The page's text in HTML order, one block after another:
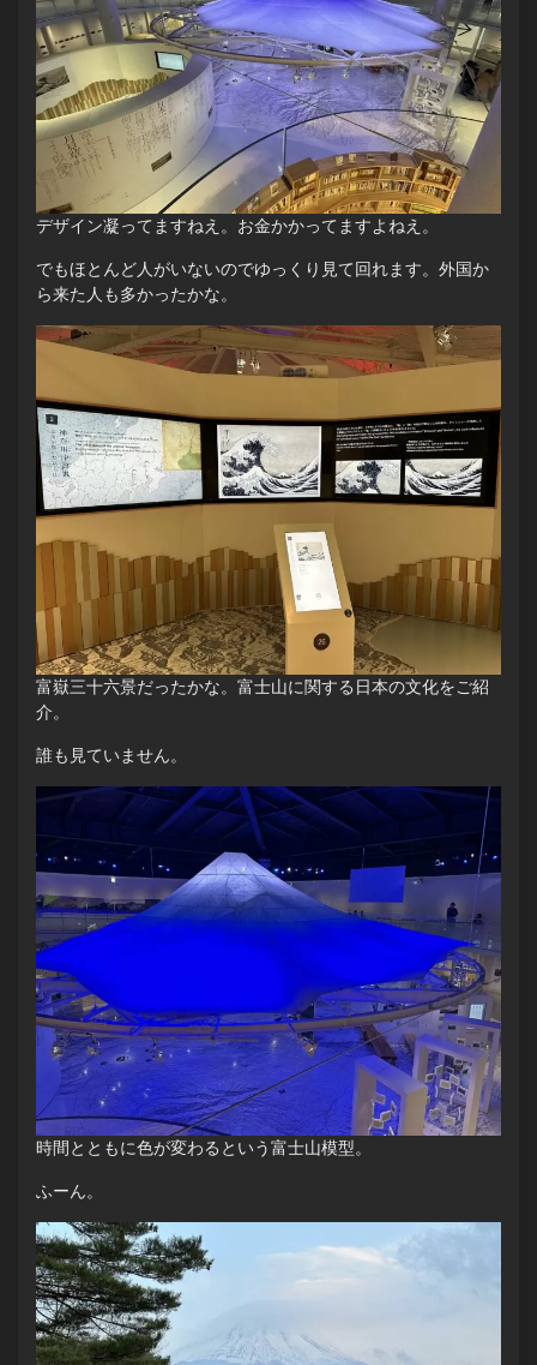
デザイン凝ってますねえ。お金かかってますよねえ。
でもほとんど人がいないのでゆっくり見て回れます。外国か
ら来た人も多かったかな。
富嶽三十六景だったかな。富士山に関する日本の文化をご紹
介。
誰も見ていません。
時間とともに色が変わるという富士山模型。
ふーん。